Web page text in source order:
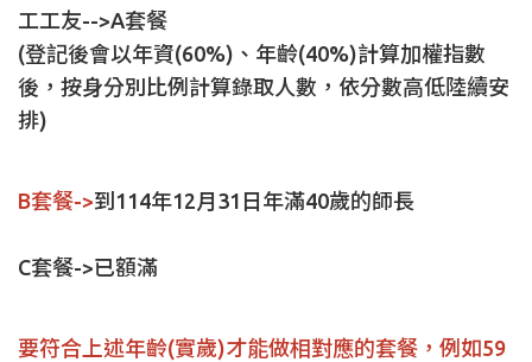
工工友-->A套餐
(登記後會以年資(60%)、年齡(40%)計算加權指數
後，按身分別比例計算錄取人數，依分數高低陸續安
排)
B套餐->到114年12月31日年滿40歲的師長
C套餐->已額滿
要符合上述年齡(實歲)才能做相對應的套餐，例如59